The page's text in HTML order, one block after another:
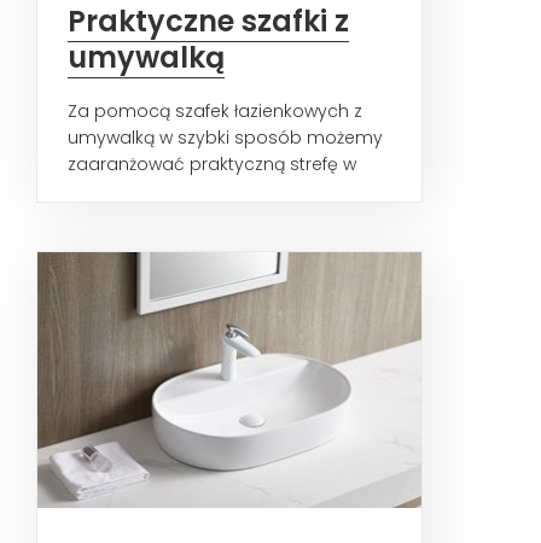
Praktyczne szafki z
umywalką
Za pomocą szafek łazienkowych z
umywalką w szybki sposób możemy
zaaranżować praktyczną strefę w